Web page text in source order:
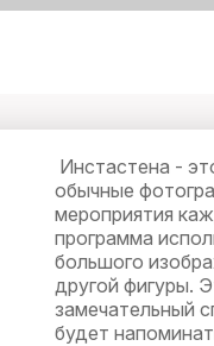
Инстастена -
обычные
мероприятия
программа
большого
другой фигуры.
замечательный
будет